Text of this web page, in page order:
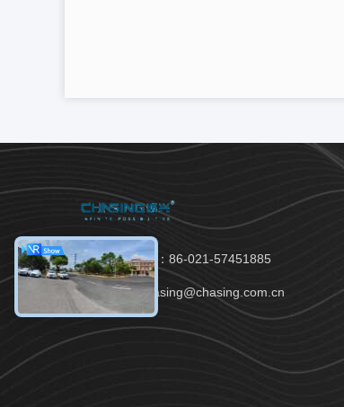
Téléphone：86-021-57451885
Email：chasing@chasing.com.cn